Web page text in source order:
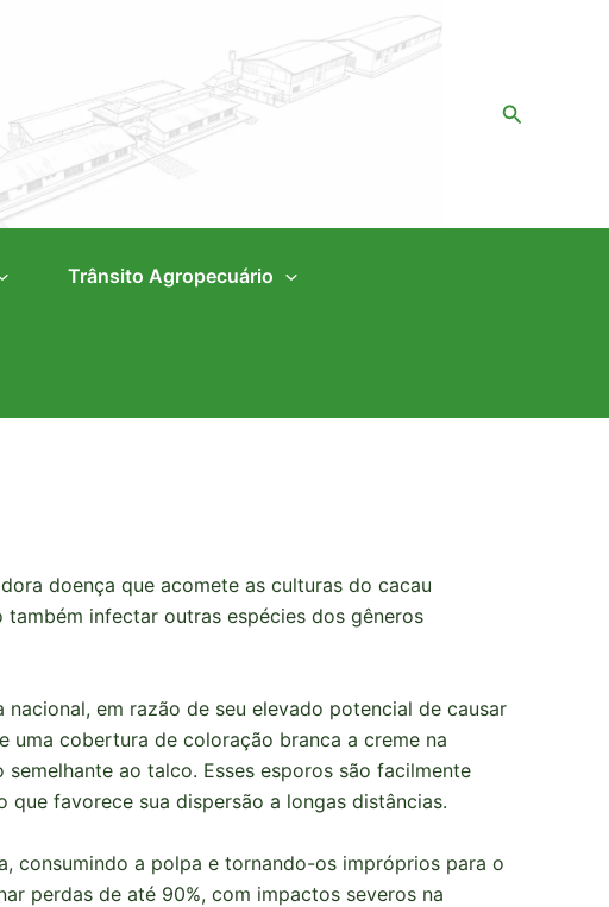
Pesquisar
Trânsito Agropecuário
doença que acomete as culturas do cacau
também infectar outras espécies dos gêneros
em razão de seu elevado potencial de causar
uma cobertura de coloração branca a creme na
ao talco. Esses esporos são facilmente
favorece sua dispersão a longas distâncias.
consumindo a polpa e tornando-os impróprios para o
perdas de até 90%, com impactos severos na